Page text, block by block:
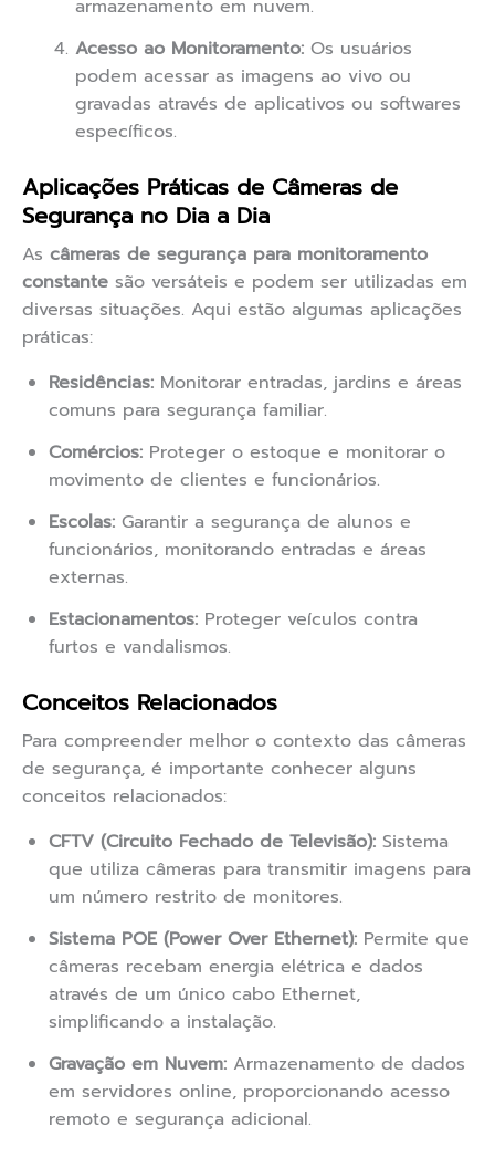
armazenamento em nuvem.
Acesso ao Monitoramento: Os usuários
podem acessar as imagens ao vivo ou
gravadas através de aplicativos ou softwares
específicos.
Aplicações Práticas de Câmeras de
Segurança no Dia a Dia
As câmeras de segurança para monitoramento
constante são versáteis e podem ser utilizadas em
diversas situações. Aqui estão algumas aplicações
práticas:
Residências: Monitorar entradas, jardins e áreas
comuns para segurança familiar.
Comércios: Proteger o estoque e monitorar o
movimento de clientes e funcionários.
Escolas: Garantir a segurança de alunos e
funcionários, monitorando entradas e áreas
externas.
Estacionamentos: Proteger veículos contra
furtos e vandalismos.
Conceitos Relacionados
Para compreender melhor o contexto das câmeras
de segurança, é importante conhecer alguns
conceitos relacionados:
CFTV (Circuito Fechado de Televisão): Sistema
que utiliza câmeras para transmitir imagens para
um número restrito de monitores.
Sistema POE (Power Over Ethernet): Permite que
câmeras recebam energia elétrica e dados
através de um único cabo Ethernet,
simplificando a instalação.
Gravação em Nuvem: Armazenamento de dados
em servidores online, proporcionando acesso
remoto e segurança adicional.